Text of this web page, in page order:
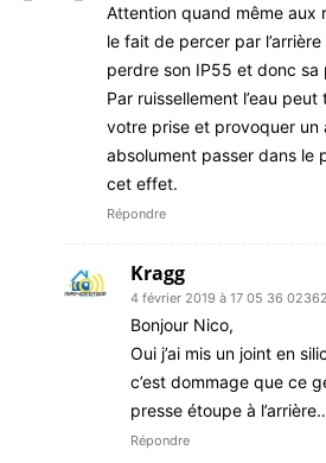
Attention quand même aux
le fait de percer par
perdre son IP55 et donc
Par ruissellement l’eau
votre prise et provoquer
absolument passer dans le
cet effet.
Répondre
Kragg
4 février 2019 à 17 05 36 02362
Bonjour Nico,
Oui j’ai mis un joint en
c’est dommage que ce
presse étoupe à
Répondre